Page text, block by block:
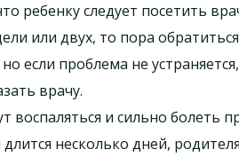
ребенку следует посетить
или двух, то пора
если проблема не
врачу.
и сильно болеть
несколько дней,